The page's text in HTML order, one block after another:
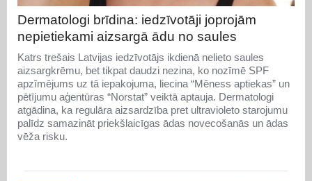
Dermatologi brīdina: iedzīvotāji joprojām
nepietiekami aizsargā ādu no saules
Katrs trešais Latvijas iedzīvotājs ikdienā nelieto saules
aizsargkrēmu, bet tikpat daudzi nezina, ko nozīmē SPF
apzīmējums uz tā iepakojuma, liecina “Mēness aptiekas” un
pētījumu aģentūras “Norstat” veiktā aptauja. Dermatologi
atgādina, ka regulāra aizsardzība pret ultravioleto starojumu
palīdz samazināt priekšlaicīgas ādas novecošanās un ādas
vēža risku.